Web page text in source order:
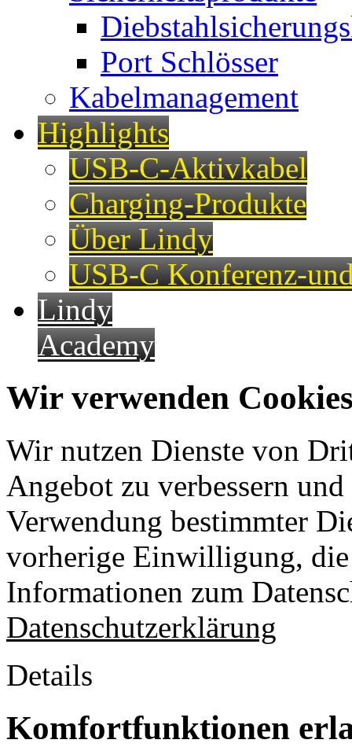
Port Schlösser
Kabelmanagement
Highlights
USB-C-Aktivkabel
Charging-Produkte
Über Lindy
USB-C Konferenz-
Lindy
Academy
Wir verwenden
Wir nutzen Dienste von
Angebot zu verbessern
Verwendung bestimmter
vorherige Einwilligung,
Informationen zum
Datenschutzerklärung
Details
Komfortfunktionen